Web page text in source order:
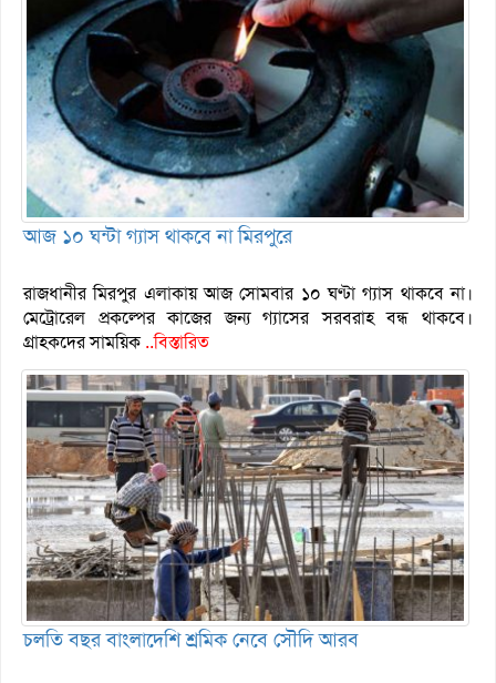
আজ ১০ ঘন্টা গ্যাস থাকবে না মিরপুরে
রাজধানীর মিরপুর এলাকায় আজ সোমবার ১০ ঘণ্টা গ্যাস থাকবে না।
মেট্রোরেল প্রকল্পের কাজের জন্য গ্যাসের সরবরাহ বন্ধ থাকবে।
গ্রাহকদের সাময়িক..বিস্তারিত
চলতি বছর বাংলাদেশি শ্রমিক নেবে সৌদি আরব